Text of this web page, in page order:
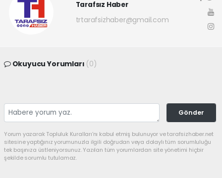
Tarafsız Haber
trtarafsizhaber@gmail.com
Okuyucu Yorumları (0)
Gönder
Yorum yazarak Topluluk Kuralları’nı kabul etmiş bulunuyor ve tarafsizhaber.net
sitesine yaptığınız yorumunuzla ilgili doğrudan veya dolaylı tüm sorumluluğu
tek başınıza üstleniyorsunuz. Yazılan tüm yorumlardan site yönetimi hiçbir
şekilde sorumlu tutulamaz.